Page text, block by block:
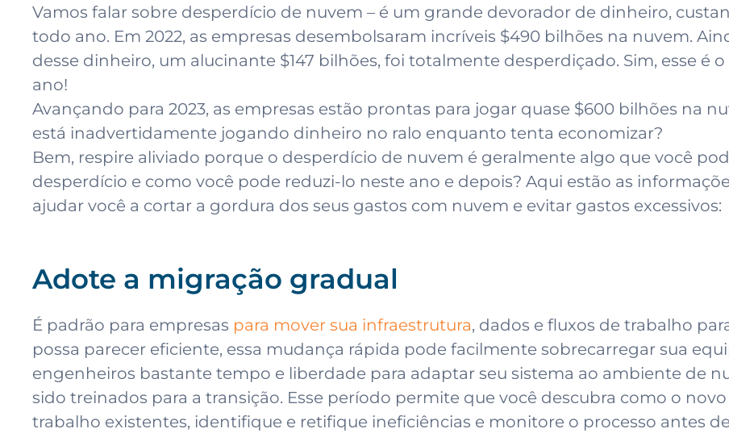
Vamos falar sobre desperdício de nuvem – é um grande devorador de dinheiro,
todo ano. Em 2022, as empresas desembolsaram incríveis $490 bilhões na nuvem.
desse dinheiro, um alucinante $147 bilhões, foi totalmente desperdiçado. Sim, esse é
ano!
Avançando para 2023, as empresas estão prontas para jogar quase $600 bilhões na
está inadvertidamente jogando dinheiro no ralo enquanto tenta economizar?
Bem, respire aliviado porque o desperdício de nuvem é geralmente algo que você
desperdício e como você pode reduzi-lo neste ano e depois? Aqui estão as
ajudar você a cortar a gordura dos seus gastos com nuvem e evitar gastos excessivos:
Adote a migração gradual
É padrão para empresas para mover sua infraestrutura, dados e fluxos de trabalho
possa parecer eficiente, essa mudança rápida pode facilmente sobrecarregar sua
engenheiros bastante tempo e liberdade para adaptar seu sistema ao ambiente de
sido treinados para a transição. Esse período permite que você descubra como o
trabalho existentes, identifique e retifique ineficiências e monitore o processo antes